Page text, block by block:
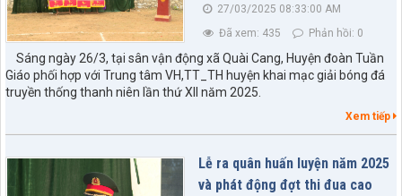
27/03/2025 08:33:00 AM
Đã xem: 435
Phản hồi: 0
Sáng ngày 26/3, tại sân vận động xã Quài Cang, Huyện đoàn Tuần
Giáo phối hợp với Trung tâm VH,TT_TH huyện khai mạc giải bóng đá
truyền thống thanh niên lần thứ XII năm 2025.
Xem tiếp
Lễ ra quân huấn luyện năm 2025
và phát động đợt thi đua cao